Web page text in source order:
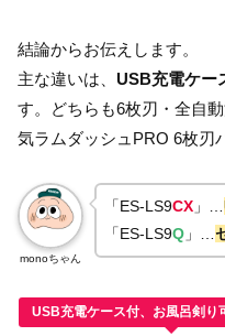
結論からお伝えします。
主な違いは、 USB充電ケー
す。どちらも6枚刃・全自
気ラムダッシュPRO 6枚刃
monoちゃん
「ES-LS9CX 」…
「ES-LS9Q 」…
USB充電ケース付、お風呂剣り